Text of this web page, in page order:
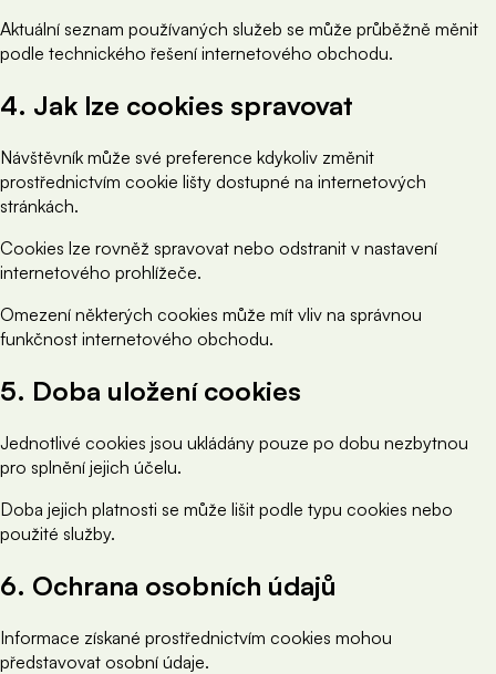
Aktuální seznam používaných služeb se může průběžně měnit
podle technického řešení internetového obchodu.
4. Jak lze cookies spravovat
Návštěvník může své preference kdykoliv změnit
prostřednictvím cookie lišty dostupné na internetových
stránkách.
Cookies lze rovněž spravovat nebo odstranit v nastavení
internetového prohlížeče.
Omezení některých cookies může mít vliv na správnou
funkčnost internetového obchodu.
5. Doba uložení cookies
Jednotlivé cookies jsou ukládány pouze po dobu nezbytnou
pro splnění jejich účelu.
Doba jejich platnosti se může lišit podle typu cookies nebo
použité služby.
6. Ochrana osobních údajů
Informace získané prostřednictvím cookies mohou
představovat osobní údaje.